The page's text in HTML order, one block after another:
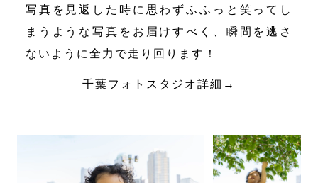
写真を見返した時に思わずふふっと笑ってし
まうような写真をお届けすべく、瞬間を逃さ
ないように全力で走り回ります！
千葉フォトスタジオ詳細→